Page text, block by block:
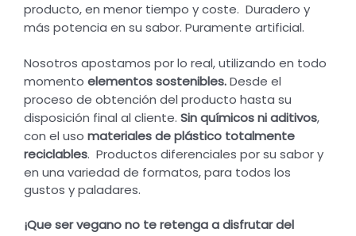
producto, en menor tiempo y coste. Duradero y
más potencia en su sabor. Puramente artificial.
Nosotros apostamos por lo real, utilizando en todo
momento elementos sostenibles.Desde el
proceso de obtención del producto hasta su
disposición final al cliente. Sin químicos ni aditivos,
con el uso materiales de plástico totalmente
reciclables. Productos diferenciales por su sabor y
en una variedad de formatos, para todos los
gustos y paladares.
¡Que ser vegano no te retenga a disfrutar del